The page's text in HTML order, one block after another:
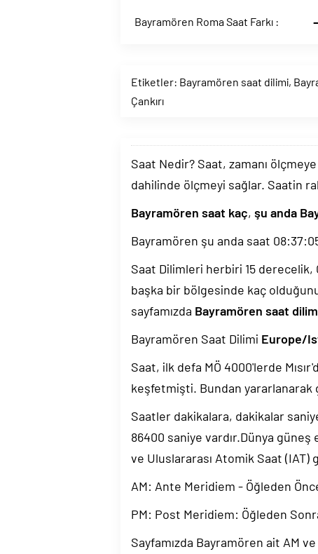
Bayramören Roma Saat Farkı :
Etiketler: Bayramören saat dilimi,
Çankırı
Saat Nedir? Saat, zamanı
dahilinde ölçmeyi sağlar. Saatin
Bayramören saat kaç, şu anda
Bayramören şu anda saat
Saat Dilimleri herbiri 15 derecelik,
başka bir bölgesinde kaç
sayfamızda Bayramören saat
Bayramören Saat Dilimi Europe/
Saat, ilk defa MÖ 4000'lerde
keşfetmişti. Bundan yararlanarak
Saatler dakikalara, dakikalar
86400 saniye vardır.Dünya
ve Uluslararası Atomik Saat
AM: Ante Meridiem - Öğleden
PM: Post Meridiem: Öğleden
Sayfamızda Bayramören ait AM